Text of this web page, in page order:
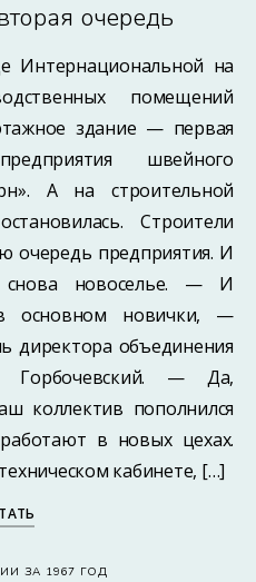
очередь
Интернациональной на
помещений
здание — первая
швейного
А на строительной
Строители
очередь предприятия. И
новоселье. — И
основном новички, —
директора объединения
Горбочевский. — Да,
коллектив пополнился
в новых цехах.
кабинете, […]
ЗА 1967 ГОД